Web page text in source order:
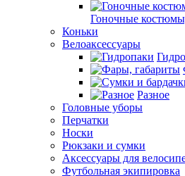
Гоночные
Коньки
Велоаксессуары
Разное
Головные уборы
Перчатки
Носки
Рюкзаки и сумки
Аксессуары для
Футбольная экипировка